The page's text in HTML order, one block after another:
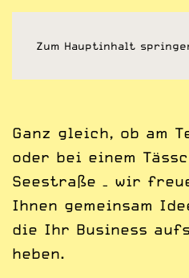
Zum Hauptinhalt
Ganz gleich, ob am
oder bei einem
Seestraße – wir
Ihnen gemeinsam
die Ihr Business
heben.